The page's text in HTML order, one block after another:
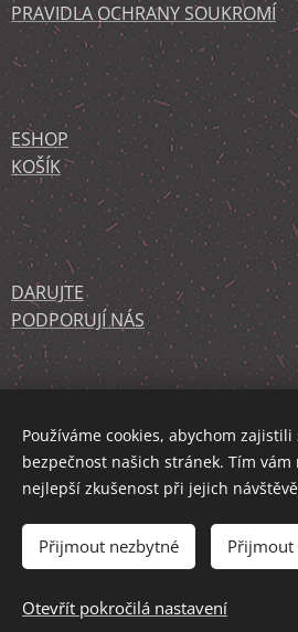
Vyprodáno
PRAVIDLA OCHRANY SOUKROMÍ
ESHOP
KOŠÍK
DARUJTE
PODPORUJÍ NÁS
O NÁS
Děkujeme službě WEBNODE.CZ
Používáme cookies, abychom
bezpečnost našich stránek. Tím
nejlepší zkušenost při jejich
Přijmout nezbytné Přijmout
Otevřít pokročilá nastavení